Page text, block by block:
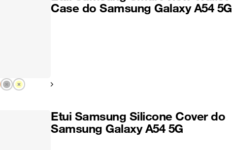
Pokaż następny
Case do Samsung Galaxy A54 5G
Etui Samsung Silicone Cover do
Samsung Galaxy A54 5G